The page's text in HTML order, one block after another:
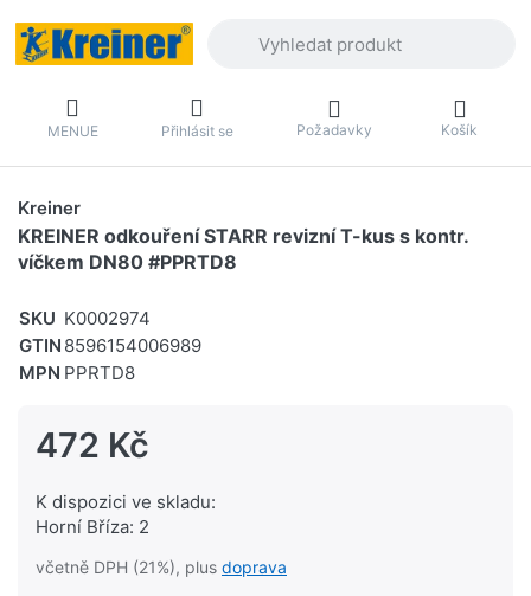
MENUE Přihlásit se Požadavky Košík
Kreiner
KREINER odkouření STARR revizní T-kus s kontr.
víčkem DN80 #PPRTD8
SKU K0002974
GTIN 8596154006989
MPN PPRTD8
472 Kč
K dispozici ve skladu:
Horní Bříza: 2
včetně DPH (21%), plus doprava